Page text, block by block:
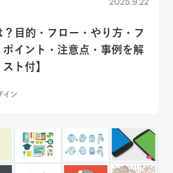
2025.9.22
目的・フロー・やり方・フ
ポイント・注意点・事例を解
ト付】
イン